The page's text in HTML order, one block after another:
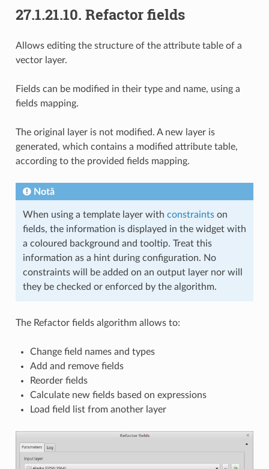
27.1.21.10. Refactor fields
Allows editing the structure of the attribute table of a
vector layer.
Fields can be modified in their type and name, using a
fields mapping.
The original layer is not modified. A new layer is
generated, which contains a modified attribute table,
according to the provided fields mapping.
Notă
When using a template layer with constraintson
fields, the information is displayed in the widget with
a coloured background and tooltip. Treat this
information as a hint during configuration. No
constraints will be added on an output layer nor will
they be checked or enforced by the algorithm.
The Refactor fields algorithm allows to:
Change field names and types
Add and remove fields
Reorder fields
Calculate new fields based on expressions
Load field list from another layer